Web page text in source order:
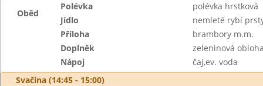
Oběd
Polévka
polévka hrstková
Jídlo
nemleté rybí
Příloha
brambory m.m.
Doplněk
zeleninová
Nápoj
čaj,ev. voda
Svačina (14:45 - 15:00)